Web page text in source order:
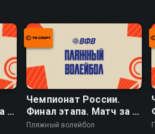
3-
Чемпионат России.
Финал этапа. Матч за 3-
е место. Женщины
Пляжный волейбол